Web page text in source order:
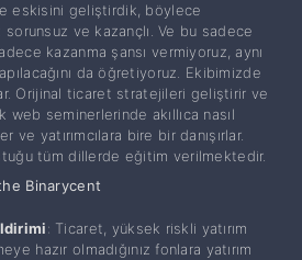
eskisini geliştirdik, böylece
ve kazançlı. Ve bu sadece
kazanma şansı vermiyoruz, aynı
da öğretiyoruz. Ekibimizde
Orijinal ticaret stratejileri geliştirir ve
web seminerlerinde akıllıca nasıl
ve yatırımcılara bire bir danışırlar.
tüm dillerde eğitim verilmektedir.
Binarycent
: Ticaret, yüksek riskli yatırım
hazır olmadığınız fonlara yatırım